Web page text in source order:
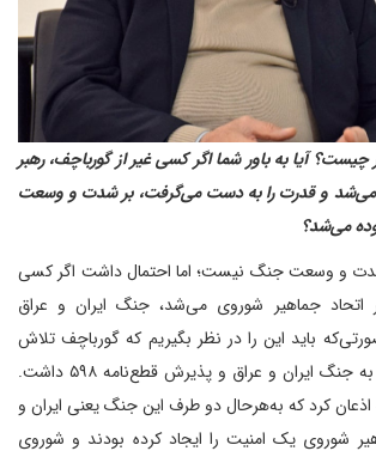
آیا به باور شما اگر کسی غیر از گورباچف، رهبر
می‌شد و قدرت را به دست می‌گرفت، بر شدت و وسعت
می‌شد؟
و وسعت جنگ نیست؛ اما احتمال داشت اگر کسی
اتحاد جماهیر شوروی می‌شد، جنگ ایران و عراق
باید این را در نظر بگیریم که گورباچف تلاش
جدی برای پایان‌دادن به جنگ ایران و عراق و پذیرش قطع‌نامه ۵۹۸ داشت.
کرد که به‌هر‌حال دو طرف این جنگ یعنی ایران و
شوروی یک امنیت را ایجاد کرده بودند و شوروی